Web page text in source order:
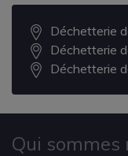
Déchetterie
Déchetterie
Déchetterie
Qui sommes